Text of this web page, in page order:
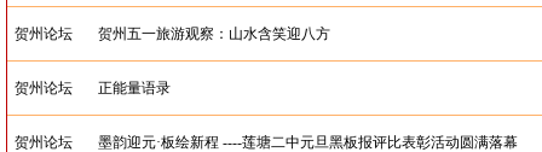
贺州论坛 贺州五一旅游观察：山水含笑迎八方
贺州论坛 正能量语录
贺州论坛 墨韵迎元·板绘新程 ----莲塘二中元旦黑板报评比表彰活动圆满落幕